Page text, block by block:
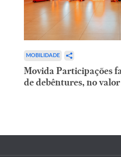
MOBILIDADE
Movida Participações
de debêntures, no valor